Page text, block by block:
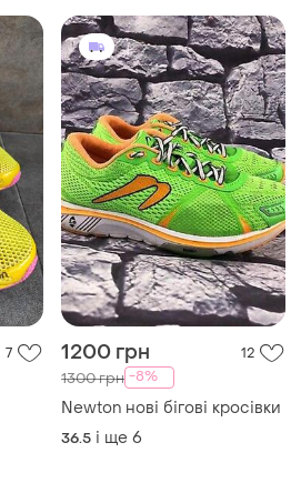
7 1200 грн 12
1300 грн -8%
Newton нові бігові кросівки
36.5 і ще 6